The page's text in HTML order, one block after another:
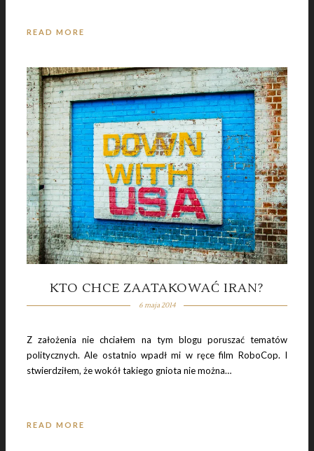
READ MORE
KTO CHCE ZAATAKOWAĆ IRAN?
6 maja 2014
Z założenia nie chciałem na tym blogu poruszać tematów
politycznych. Ale ostatnio wpadł mi w ręce film RoboCop. I
stwierdziłem, że wokół takiego gniota nie można…
READ MORE